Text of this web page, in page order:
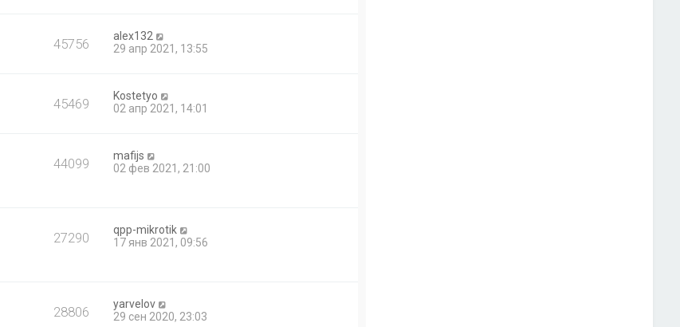
45756
alex132
29 апр 2021, 13:55
45469
Kostetyo
02 апр 2021, 14:01
44099
mafijs
02 фев 2021, 21:00
27290
qpp-mikrotik
17 янв 2021, 09:56
28806
yarvelov
29 сен 2020, 23:03